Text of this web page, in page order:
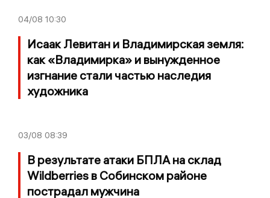
04/08 10:30
Исаак Левитан и Владимирская земля:
как «Владимирка» и вынужденное
изгнание стали частью наследия
художника
03/08 08:39
В результате атаки БПЛА на склад
Wildberries в Собинском районе
пострадал мужчина